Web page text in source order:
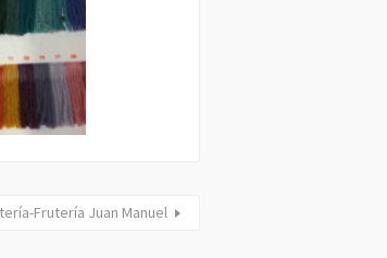
Frutería Juan Manuel